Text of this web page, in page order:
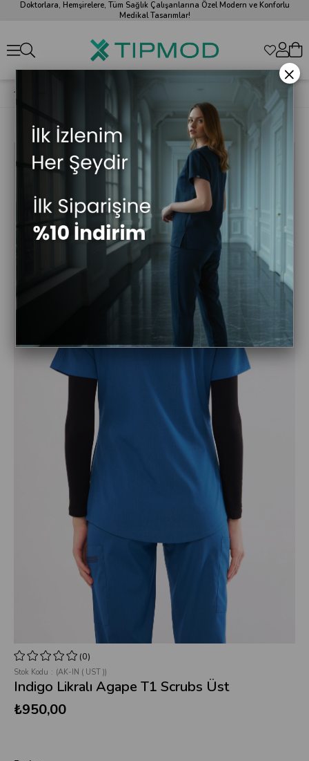
Doktorlara, Hemşirelere, Tüm Sağlık Çalışanlarına Özel Modern ve Konforlu
Medikal Tasarımlar!
(0)
Stok Kodu (AK-IN ( UST ))
Indigo Likralı Agape T1 Scrubs Üst
₺950,00
×